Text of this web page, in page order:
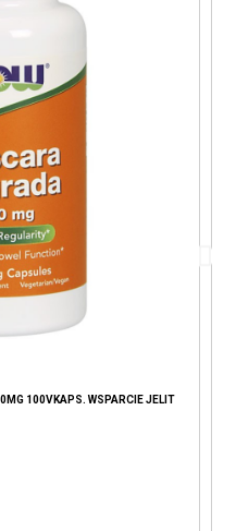
100VKAPS. WSPARCIE JELIT